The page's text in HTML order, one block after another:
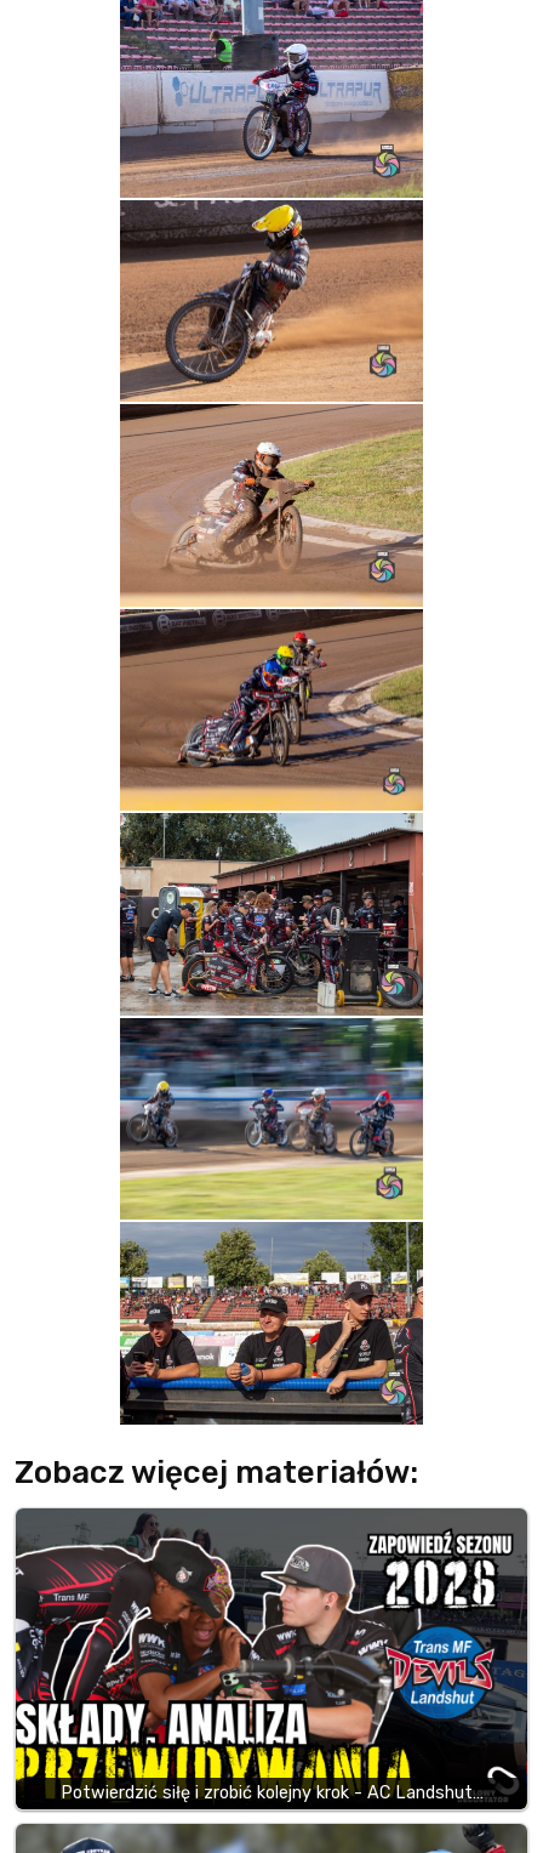
Zobacz więcej materiałów:
Potwierdzić siłę i zrobić kolejny krok - AC Landshut…